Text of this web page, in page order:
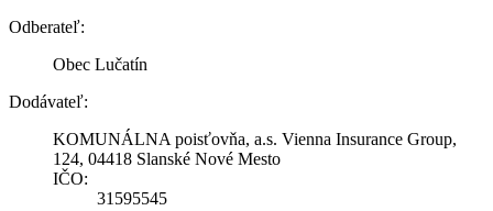
Odberateľ:
Obec Lučatín
Dodávateľ:
KOMUNÁLNA poisťovňa, a.s. Vienna Insurance Group,
124, 04418 Slanské Nové Mesto
IČO:
31595545